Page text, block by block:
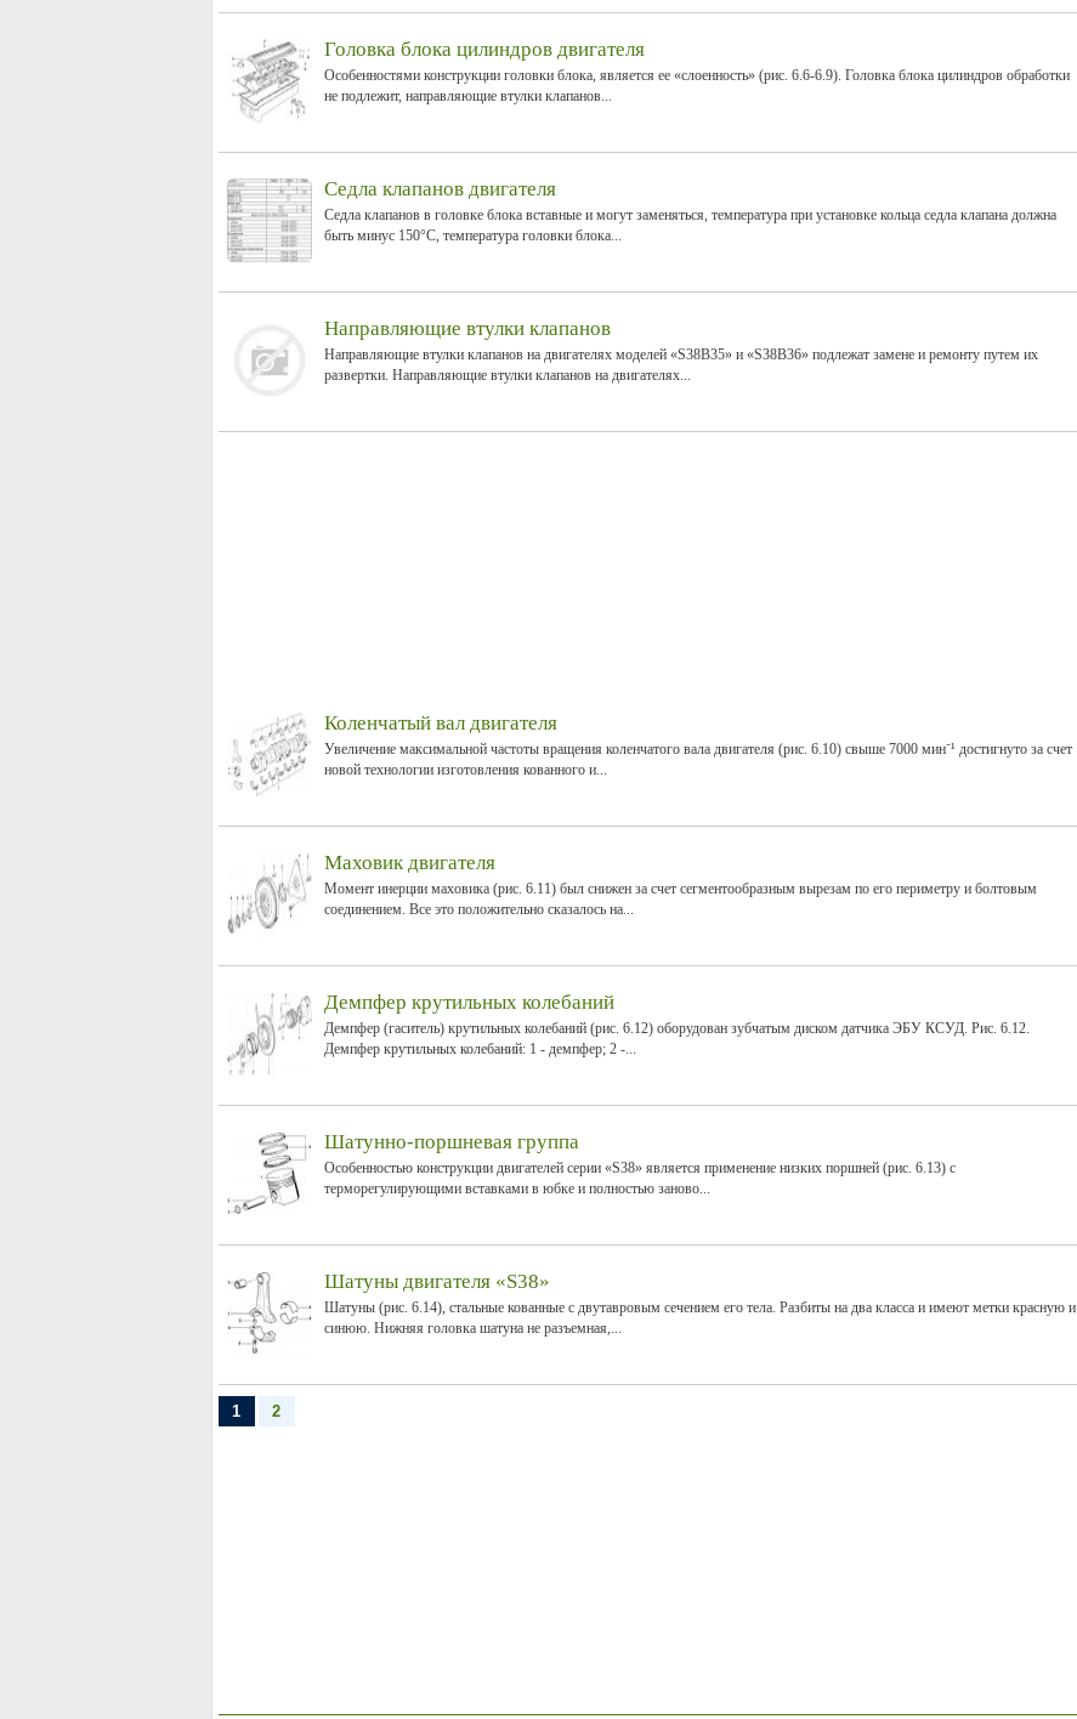
Головка блока цилиндров двигателя
Особенностями конструкции головки блока, является ее «слоенность» (рис. 6.6-6.9). Головка блока цилиндров обработки
не подлежит, направляющие втулки клапанов...
Седла клапанов двигателя
Седла клапанов в головке блока вставные и могут заменяться, температура при установке кольца седла клапана должна
быть минус 150°C, температура головки блока...
Направляющие втулки клапанов
Направляющие втулки клапанов на двигателях моделей «S38B35» и «S38B36» подлежат замене и ремонту путем их
развертки. Направляющие втулки клапанов на двигателях...
Коленчатый вал двигателя
Увеличение максимальной частоты вращения коленчатого вала двигателя (рис. 6.10) свыше 7000 мин⁻¹ достигнуто за счет
новой технологии изготовления кованного и...
Маховик двигателя
Момент инерции маховика (рис. 6.11) был снижен за счет сегментообразным вырезам по его периметру и болтовым
соединением. Все это положительно сказалось на...
Демпфер крутильных колебаний
Демпфер (гаситель) крутильных колебаний (рис. 6.12) оборудован зубчатым диском датчика ЭБУ КСУД. Рис. 6.12.
Демпфер крутильных колебаний: 1 - демпфер; 2 -...
Шатунно-поршневая группа
Особенностью конструкции двигателей серии «S38» является применение низких поршней (рис. 6.13) с
терморегулирующими вставками в юбке и полностью заново...
Шатуны двигателя «S38»
Шатуны (рис. 6.14), стальные кованные с двутавровым сечением его тела. Разбиты на два класса и имеют метки красную и
синюю. Нижняя головка шатуна не разъемная,...
1 2